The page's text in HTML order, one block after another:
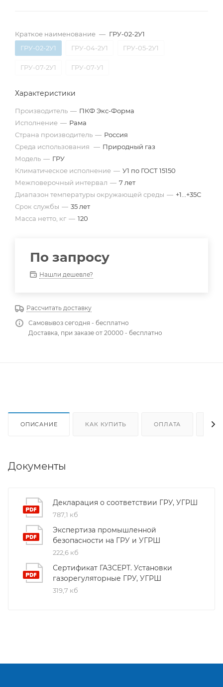
Краткое наименование — ГРУ-02-2У1
ГРУ-02-2У1
ГРУ-04-2У1 ГРУ-05-2У1
ГРУ-07-2У1 ГРУ-07-У1
Характеристики
Производитель — ПКФ Экс-Форма
Исполнение — Рама
Страна производитель — Россия
Среда использования — Природный газ
Модель — ГРУ
Климатическое исполнение — У1 по ГОСТ 15150
Межповерочный интервал — 7 лет
Диапазон температуры окружающей среды — +1...+35С
Срок службы — 35 лет
Масса нетто, кг — 120
По запросу
Нашли дешевле?
Рассчитать доставку
Самовывоз сегодня - бесплатно
Доставка, при заказе от 20000 - бесплатно
ОПИСАНИЕ КАК КУПИТЬ ОПЛАТА
Документы
Декларация о соответствии ГРУ, УГРШ
787,1 кб
Экспертиза промышленной
безопасности на ГРУ и УГРШ
222,6 кб
Сертификат ГАЗСЕРТ. Установки
газорегуляторные ГРУ, УГРШ
319,7 кб